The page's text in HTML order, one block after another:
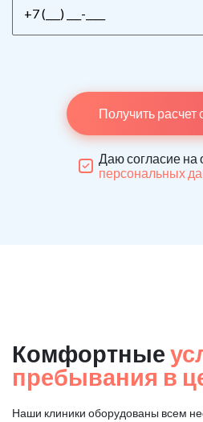
Получить расчет
Даю согласие на
персональных
Комфортные
пребывания в
Наши клиники оборудованы всем